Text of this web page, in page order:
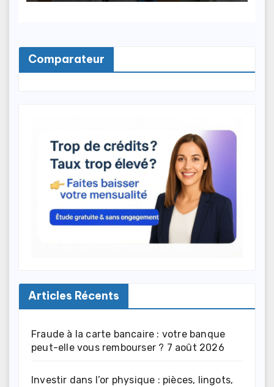
Comparateur
Articles Récents
Fraude à la carte bancaire : votre banque
peut-elle vous rembourser ? 7 août 2026
Investir dans l’or physique : pièces, lingots,